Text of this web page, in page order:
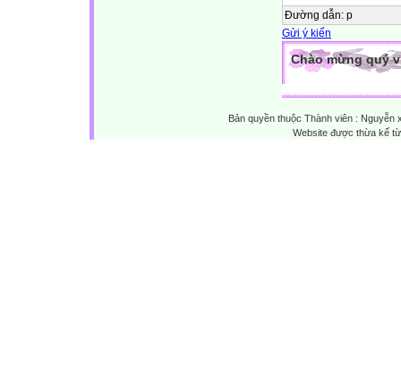
Đường dẫn: p
Gửi ý kiến
Chào mừng quý
Bản quyền thuộc Thành viên :
Website được thừa kế